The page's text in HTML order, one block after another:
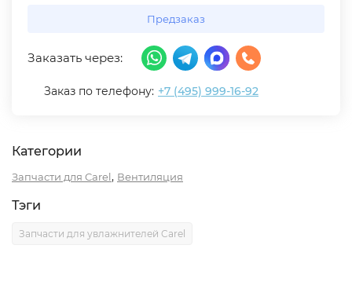
Предзаказ
Заказать через:
Заказ по телефону: +7 (495) 999-16-92
Категории
Запчасти для Carel, Вентиляция
Тэги
Запчасти для увлажнителей Carel